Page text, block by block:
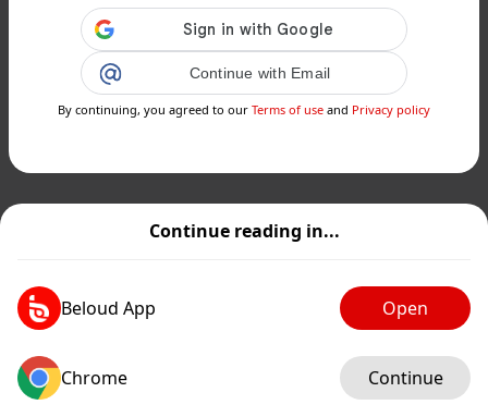
Continue reading in...
Beloud App Open
Chrome Continue
Continue with Email
By continuing, you agreed to our Terms of use and Privacy policy